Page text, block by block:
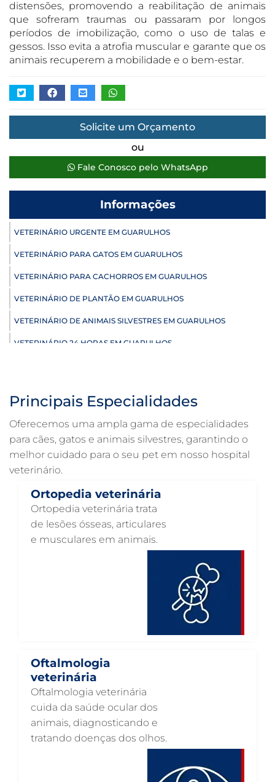
distensões, promovendo a reabilitação de animais
que sofreram traumas ou passaram por longos
períodos de imobilização, como o uso de talas e
gessos. Isso evita a atrofia muscular e garante que os
animais recuperem a mobilidade e o bem-estar.
Solicite um Orçamento
ou
Fale Conosco pelo WhatsApp
Informações
VETERINÁRIO URGENTE EM GUARULHOS
VETERINÁRIO PARA GATOS EM GUARULHOS
VETERINÁRIO PARA CACHORROS EM GUARULHOS
VETERINÁRIO DE PLANTÃO EM GUARULHOS
VETERINÁRIO DE ANIMAIS SILVESTRES EM GUARULHOS
VETERINÁRIO 24 HORAS EM GUARULHOS
ULTRASSONOGRAFIA PARA CACHORRO EM GUARULHOS
ULTRASSOM VETERINÁRIO EM GUARULHOS
TRATAMENTO DE ANIMAIS EM GUARULHOS
RAIO X VETERINÁRIO EM GUARULHOS
PNEUMOLOGIA VETERINÁRIA EM GUARULHOS
OTOSCOPIA VETERINÁRIA EM GUARULHOS
OTOSCOPIA DIGITAL VETERINÁRIA EM GUARULHOS
OFTALMOLOGIA VETERINÁRIA EM GUARULHOS
NEUROLOGIA ANIMAL EM GUARULHOS
NEFROLOGIA VETERINÁRIA EM GUARULHOS
LABORATÓRIO PET EM GUARULHOS
INTERNAÇÃO VETERINÁRIA EM GUARULHOS
Principais Especialidades
Oferecemos uma ampla gama de especialidades
para cães, gatos e animais silvestres, garantindo o
melhor cuidado para o seu pet em nosso hospital
veterinário.
Ortopedia veterinária
Ortopedia veterinária trata
de lesões ósseas, articulares
e musculares em animais.
Oftalmologia
veterinária
Oftalmologia veterinária
cuida da saúde ocular dos
animais, diagnosticando e
tratando doenças dos olhos.